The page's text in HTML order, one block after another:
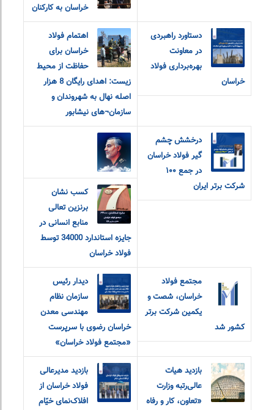
خراسان به کارکنان
دستاورد راهبردی
در معاونت
بهره‌برداری فولاد
خراسان
اهتمام فولاد
خراسان برای
حفاظت از محیط
زیست: اهدای رایگان 8 هزار
اصله نهال به شهروندان و
سازمان¬های نیشابور
درخشش چشم
گیر فولاد خراسان
در جمع ۱۰۰
شرکت برتر ایران
کسب نشان
برنزین تعالی
منابع انسانی در
جایزه استاندارد 34000 توسط
فولاد خراسان
مجتمع فولاد
خراسان، شصت و
یکمین شرکت برتر
کشور شد
دیدار رئیس
سازمان نظام
مهندسی معدن
خراسان رضوی با سرپرست
«مجتمع فولاد خراسان»
بازدید هیات
عالی‌رتبه وزارت
«تعاون، کار و رفاه
بازدید مدیرعالی
فولاد خراسان از
افلاک‌نمای خیّام